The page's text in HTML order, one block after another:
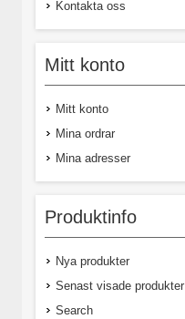
Kontakta oss
Mitt konto
Mitt konto
Mina ordrar
Mina adresser
Produktinfo
Nya produkter
Senast visade produkter
Search